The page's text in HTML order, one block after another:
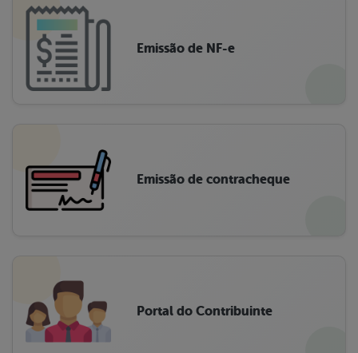
Emissão de NF-e
Emissão de contracheque
Portal do Contribuinte